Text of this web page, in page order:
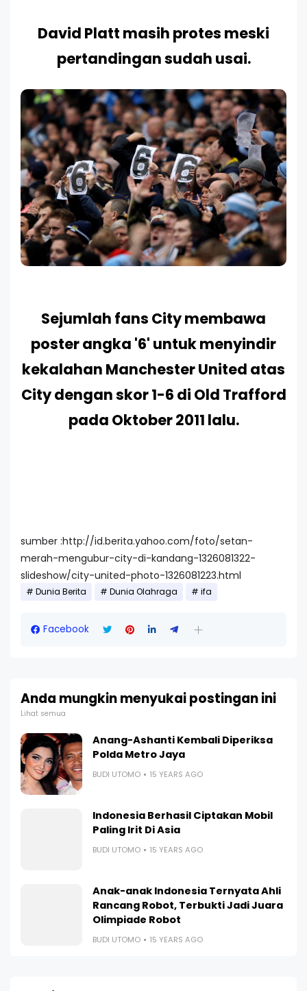
David Platt masih protes meski
pertandingan sudah usai.
Sejumlah fans City membawa
poster angka '6' untuk menyindir
kekalahan Manchester United atas
City dengan skor 1-6 di Old Trafford
pada Oktober 2011 lalu.
sumber :http://id.berita.yahoo.com/foto/setan-
merah-mengubur-city-di-kandang-1326081322-
slideshow/city-united-photo-1326081223.html
Dunia Berita Dunia Olahraga ifa
Facebook
Anda mungkin menyukai postingan ini
Lihat semua
Anang-Ashanti Kembali Diperiksa
Polda Metro Jaya
BUDI UTOMO 15 YEARS AGO
Indonesia Berhasil Ciptakan Mobil
Paling Irit Di Asia
BUDI UTOMO 15 YEARS AGO
Anak-anak Indonesia Ternyata Ahli
Rancang Robot, Terbukti Jadi Juara
Olimpiade Robot
BUDI UTOMO 15 YEARS AGO